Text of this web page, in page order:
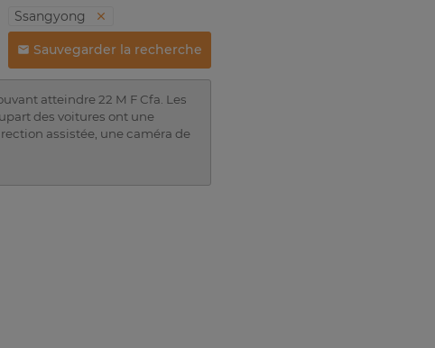
Ssangyong
Sauvegarder la recherche
atteindre 22 M F Cfa. Les
des voitures ont une
assistée, une caméra de